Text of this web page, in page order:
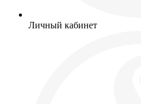
Личный кабинет